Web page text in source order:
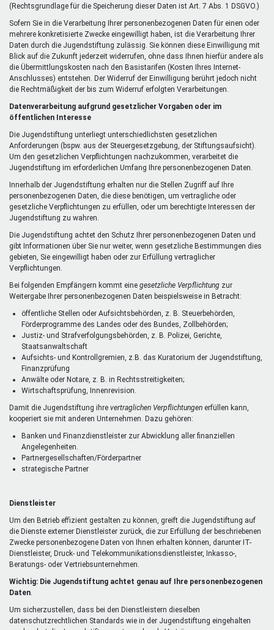
(Rechtsgrundlage für die Speicherung dieser Daten ist Art. 7 Abs. 1 DSGVO.)
Sofern Sie in die Verarbeitung Ihrer personenbezogenen Daten für einen oder
mehrere konkretisierte Zwecke eingewilligt haben, ist die Verarbeitung Ihrer
Daten durch die Jugendstiftung zulässig. Sie können diese Einwilligung mit
Blick auf die Zukunft jederzeit widerrufen, ohne dass Ihnen hierfür andere als
die Übermittlungskosten nach den Basistarifen (Kosten Ihres Internet-
Anschlusses) entstehen. Der Widerruf der Einwilligung berührt jedoch nicht
die Rechtmäßigkeit der bis zum Widerruf erfolgten Verarbeitungen.
Datenverarbeitung aufgrund gesetzlicher Vorgaben oder im
öffentlichen Interesse
Die Jugendstiftung unterliegt unterschiedlichsten gesetzlichen
Anforderungen (bspw. aus der Steuergesetzgebung, der Stiftungsaufsicht).
Um den gesetzlichen Verpflichtungen nachzukommen, verarbeitet die
Jugendstiftung im erforderlichen Umfang Ihre personenbezogenen Daten.
Innerhalb der Jugendstiftung erhalten nur die Stellen Zugriff auf Ihre
personenbezogenen Daten, die diese benötigen, um vertragliche oder
gesetzliche Verpflichtungen zu erfüllen, oder um berechtigte Interessen der
Jugendstiftung zu wahren.
Die Jugendstiftung achtet den Schutz Ihrer personenbezogenen Daten und
gibt Informationen über Sie nur weiter, wenn gesetzliche Bestimmungen dies
gebieten, Sie eingewilligt haben oder zur Erfüllung vertraglicher
Verpflichtungen.
Bei folgenden Empfängern kommt eine gesetzliche Verpflichtung zur
Weitergabe Ihrer personenbezogenen Daten beispielsweise in Betracht:
öffentliche Stellen oder Aufsichtsbehörden, z. B. Steuerbehörden,
Förderprogramme des Landes oder des Bundes, Zollbehörden;
Justiz- und Strafverfolgungsbehörden, z. B. Polizei, Gerichte,
Staatsanwaltschaft
Aufsichts- und Kontrollgremien, z.B. das Kuratorium der Jugendstiftung,
Finanzprüfung
Anwälte oder Notare, z. B. in Rechtsstreitigkeiten;
Wirtschaftsprüfung, Innenrevision.
Damit die Jugendstiftung ihre vertraglichen Verpflichtungen erfüllen kann,
kooperiert sie mit anderen Unternehmen. Dazu gehören:
Banken und Finanzdienstleister zur Abwicklung aller finanziellen
Angelegenheiten.
Partnergesellschaften/Förderpartner
strategische Partner
Dienstleister
Um den Betrieb effizient gestalten zu können, greift die Jugendstiftung auf
die Dienste externer Dienstleister zurück, die zur Erfüllung der beschriebenen
Zwecke personenbezogene Daten von Ihnen erhalten können, darunter IT-
Dienstleister, Druck- und Telekommunikationsdienstleister, Inkasso-,
Beratungs- oder Vertriebsunternehmen.
Wichtig: Die Jugendstiftung achtet genau auf Ihre personenbezogenen
Daten
Um sicherzustellen, dass bei den Dienstleistern dieselben
datenschutzrechtlichen Standards wie in der Jugendstiftung eingehalten